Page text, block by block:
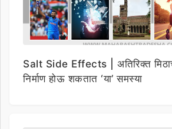
Salt Side Effects | अतिरिक्त
निर्माण होऊ शकतात ‘या’ समस्या